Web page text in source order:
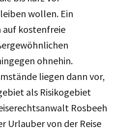
wollen. Ein
auf kostenfreie
ohnehin.
liegen dann vor,
als Risikogebiet
Rosbeeh
Urlauber von der Reise